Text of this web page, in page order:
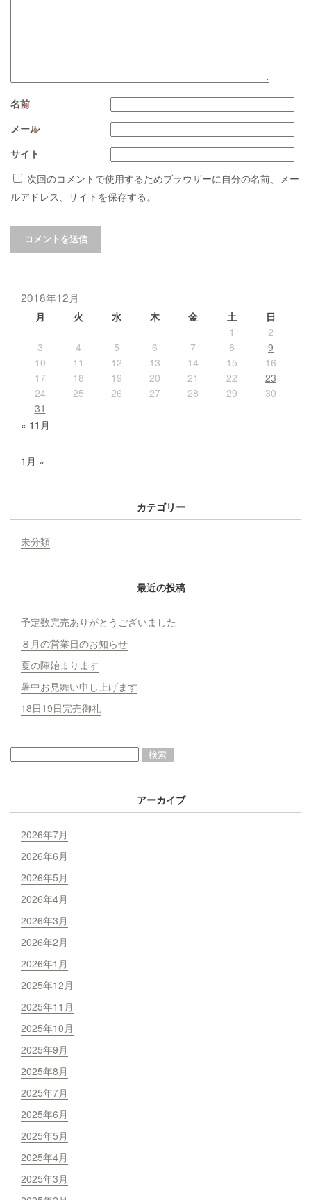
名前
※
メール
※
サイト
次回のコメントで使用するためブラウザーに自分の名前、メー
ルアドレス、サイトを保存する。
2018年12月
月 火 水 木 金 土
日
1
2
3
4 5 6 7 8
9
10
11 12 13 14 15
16
17
18 19 20 21 22
23
24
25 26 27 28 29
30
31
« 11月
1月 »
カテゴリー
未分類
最近の投稿
予定数完売ありがとうございました
８月の営業日のお知らせ
夏の陣始まります
暑中お見舞い申し上げます
18日19日完売御礼
アーカイブ
2026年7月
2026年6月
2026年5月
2026年4月
2026年3月
2026年2月
2026年1月
2025年12月
2025年11月
2025年10月
2025年9月
2025年8月
2025年7月
2025年6月
2025年5月
2025年4月
2025年3月